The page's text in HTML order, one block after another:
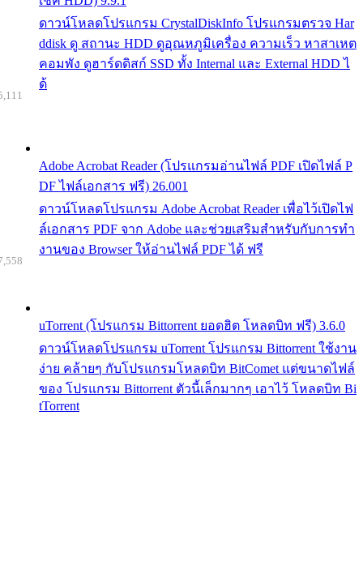
ดาวน์โหลดโปรแกรม CrystalDiskInfo โปรแกรมตรวจ Har
ddisk ดู สถานะ HDD ดูอุณหภูมิเครื่อง ความเร็ว หาสาเหต
คอมพัง ดูฮาร์ดดิสก์ SSD ทั้ง Internal และ External HDD ไ
ด้
Adobe Acrobat Reader (โปรแกรมอ่านไฟล์ PDF เปิดไฟล์ P
DF ไฟล์เอกสาร ฟรี) 26.001
ดาวน์โหลดโปรแกรม Adobe Acrobat Reader เพื่อไว้เปิดไฟ
ล์เอกสาร PDF จาก Adobe และช่วยเสริมสำหรับกับการทำ
งานของ Browser ให้อ่านไฟล์ PDF ได้ ฟรี
uTorrent (โปรแกรม Bittorrent ยอดฮิต โหลดบิท ฟรี) 3.6.0
ดาวน์โหลดโปรแกรม uTorrent โปรแกรม Bittorrent ใช้งาน
ง่าย คล้ายๆ กับโปรแกรมโหลดบิท BitComet แต่ขนาดไฟล์
ของ โปรแกรม Bittorrent ตัวนี้เล็กมากๆ เอาไว้ โหลดบิท Bi
tTorrent